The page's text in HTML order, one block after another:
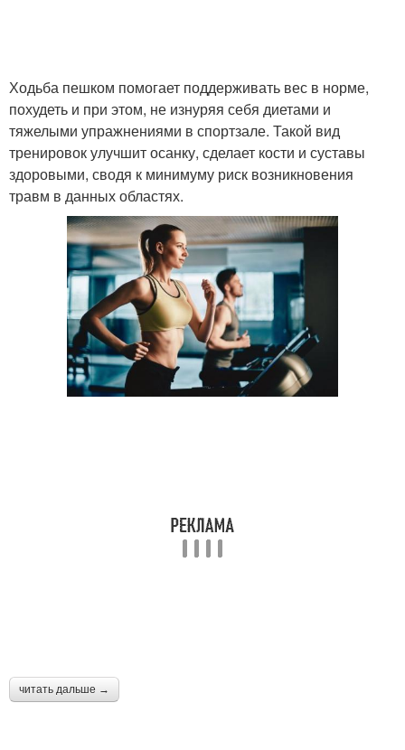
Ходьба пешком помогает поддерживать вес в норме,
похудеть и при этом, не изнуряя себя диетами и
тяжелыми упражнениями в спортзале. Такой вид
тренировок улучшит осанку, сделает кости и суставы
здоровыми, сводя к минимуму риск возникновения
травм в данных областях.
читать дальше →